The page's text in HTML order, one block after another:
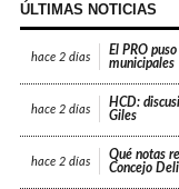
ÚLTIMAS NOTICIAS
hace 2 días
El PRO
municipales
hace 2 días
HCD:
Giles
hace 2 días
Qué notas
Concejo